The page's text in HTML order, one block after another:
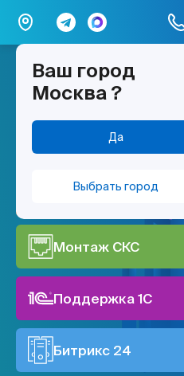
Ваш город
Москва ?
Да
Выбрать город
мы работаем –
всё работает
ИТ поддержка по всей
IT-поддержка
Монтаж СКС
Поддержка 1C
Битрикс 24